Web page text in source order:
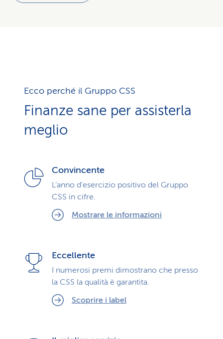
Ecco perché il Gruppo CSS
Finanze sane per assisterla
meglio
Convincente
L’anno d'esercizio positivo del Gruppo
CSS in cifre.
Mostrare le informazioni
Eccellente
I numerosi premi dimostrano che presso
la CSS la qualità è garantita.
Scoprire i label